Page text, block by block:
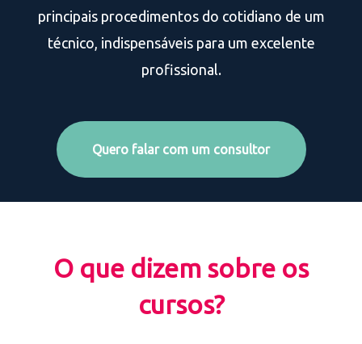
principais procedimentos do cotidiano de um
técnico, indispensáveis para um excelente
profissional.
Quero falar com um consultor
O que dizem sobre os
cursos?